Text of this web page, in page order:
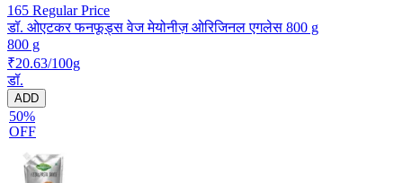
165 Regular Price
डॉ. ओएटकर फनफूड्स वेज मेयोनीज़ ओरिजिनल एगलेस 800 g
800 g
₹20.63/100g
डॉ.
ADD
50%
OFF